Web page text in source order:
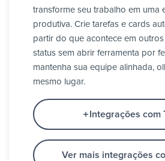
transforme seu trabalho em uma
produtiva. Crie tarefas e cards
partir do que acontece em outros
status sem abrir ferramenta por
mantenha sua equipe alinhada,
mesmo lugar.
Integrações com
Ver mais integrações